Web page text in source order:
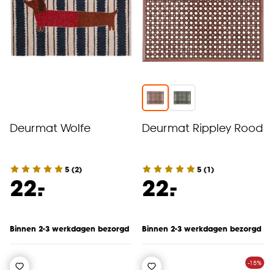
Deurmat Wolfe
5 (2)
22.
-
Binnen 2-3 werkdagen bezorgd
Deurmat Rippley Rood
5 (1)
22.
-
Binnen 2-3 werkdagen bezorgd
-15%